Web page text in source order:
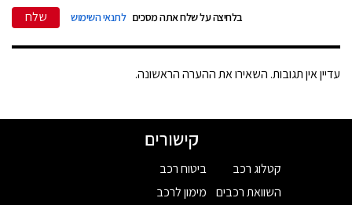
בלחיצה על שלח אתה מסכים לתנאי השימוש שלח
עדיין אין תגובות. השאירו את ההערה הראשונה.
קישורים
קטלוג רכב
השוואת רכבים
ביטוח רכב
מימון לרכב